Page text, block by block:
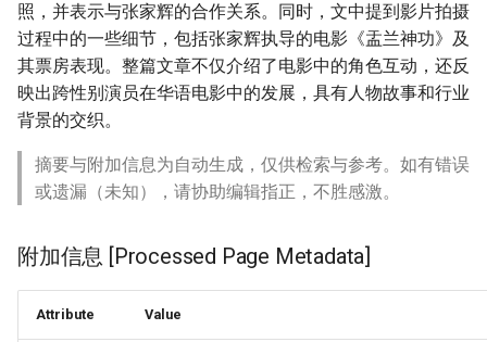
照，并表示与张家辉的合作关系。同时，文中提到影片拍摄
过程中的一些细节，包括张家辉执导的电影《盂兰神功》及
其票房表现。整篇文章不仅介绍了电影中的角色互动，还反
映出跨性别演员在华语电影中的发展，具有人物故事和行业
背景的交织。
摘要与附加信息为自动生成，仅供检索与参考。如有错误
或遗漏（未知），请协助编辑指正，不胜感激。
附加信息 [Processed Page Metadata]
Attribute Value